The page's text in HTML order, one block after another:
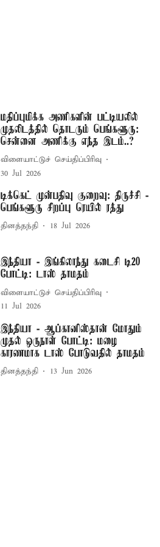
மதிப்புமிக்க அணிகளின் பட்டியலில்
முதலிடத்தில் தொடரும் பெங்களூரு:
சென்னை அணிக்கு எந்த இடம்..?
விளையாட்டுச் செய்திப்பிரிவு
30 Jul 2026
டிக்கெட் முன்பதிவு குறைவு: திருச்சி -
பெங்களூரு சிறப்பு ரெயில் ரத்து
தினத்தந்தி 18 Jul 2026
இந்தியா - இங்கிலாந்து கடைசி டி20
போட்டி: டாஸ் தாமதம்
விளையாட்டுச் செய்திப்பிரிவு
11 Jul 2026
இந்தியா - ஆப்கானிஸ்தான் மோதும்
முதல் ஒருநாள் போட்டி: மழை
காரணமாக டாஸ் போடுவதில் தாமதம்
தினத்தந்தி 13 Jun 2026